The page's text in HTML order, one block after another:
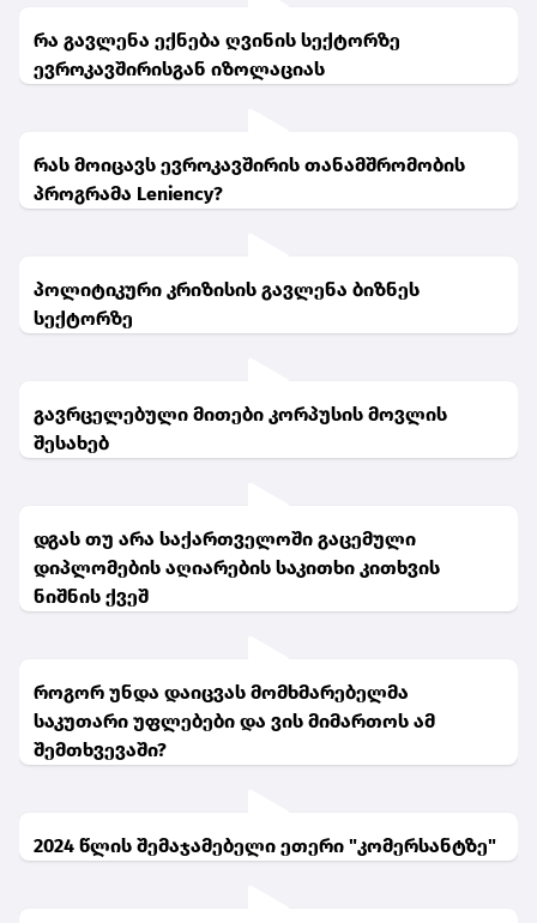
რა გავლენა ექნება ღვინის სექტორზე
ევროკავშირისგან იზოლაციას
რას მოიცავს ევროკავშირის თანამშრომობის
პროგრამა Leniency?
პოლიტიკური კრიზისის გავლენა ბიზნეს
სექტორზე
გავრცელებული მითები კორპუსის მოვლის
შესახებ
დგას თუ არა საქართველოში გაცემული
დიპლომების აღიარების საკითხი კითხვის
ნიშნის ქვეშ
როგორ უნდა დაიცვას მომხმარებელმა
საკუთარი უფლებები და ვის მიმართოს ამ
შემთხვევაში?
2024 წლის შემაჯამებელი ეთერი "კომერსანტზე"